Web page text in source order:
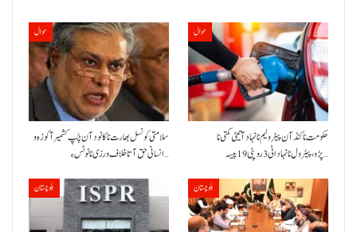
حوال
سلامتی کونسل بھارت نا کانود آن چَپ کشمیر آ کوزہ و
انسانی حق آتا خلاف ورزی نا نوٹس ءِ…
حوال
حکومت نا کنڈ آن پیٹرولیم نا نہاد آتیٹی کمتی نا
پڑو،پیٹرول نا نہاد اٹی 3 روپئی 19 پیسہ…
بلوچستان بلوچستان